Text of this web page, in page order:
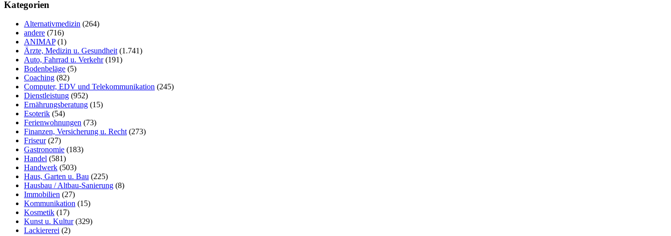
Kategorien
Alternativmedizin (264)
andere (716)
ANIMAP(1)
Ärzte, Medizin u. Gesundheit (1.741)
Auto, Fahrrad u. Verkehr(191)
Bodenbeläge (5)
Coaching (82)
Computer, EDV und Telekommunikation (245)
Dienstleistung (952)
Ernährungsberatung (15)
Esoterik (54)
Ferienwohnungen (73)
Finanzen, Versicherung u. Recht (273)
Friseur(27)
Gastronomie (183)
Handel (581)
Handwerk (503)
Haus, Garten u. Bau (225)
Hausbau / Altbau-Sanierung (8)
Immobilien (27)
Kommunikation (15)
Kosmetik (17)
Kunst u. Kultur(329)
Lackiererei (2)